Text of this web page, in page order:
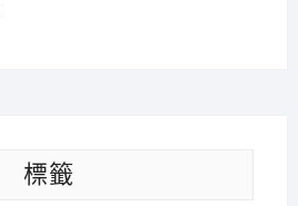
標籤